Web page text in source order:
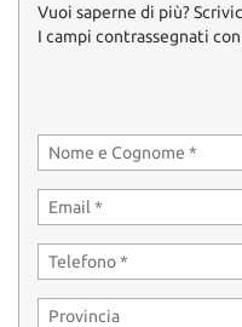
Vuoi saperne di più?
I campi contrassegnati